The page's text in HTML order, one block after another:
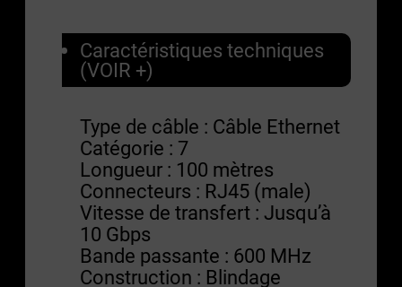
Caractéristiques techniques
(VOIR +)
Type de câble : Câble Ethernet
Catégorie : 7
Longueur : 100 mètres
Connecteurs : RJ45 (male)
Vitesse de transfert : Jusqu’à
10 Gbps
Bande passante : 600 MHz
Construction : Blindage